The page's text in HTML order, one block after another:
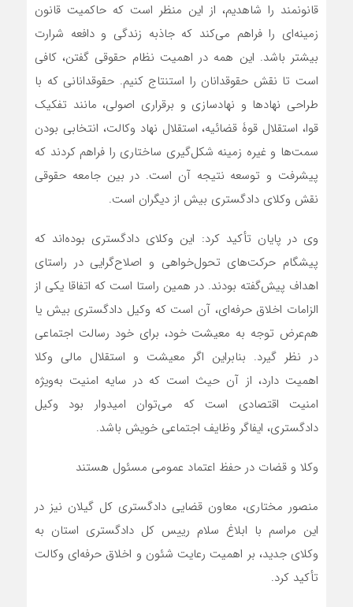
قانونمند را شاهدیم، از این منظر است که حاکمیت قانون
زمینه‌ای را فراهم می‌کند که جاذبه زندگی و دافعه شرارت
بیشتر باشد. این همه در اهمیت نظام حقوقی گفتن، کافی
است تا نقش حقوقدانان را استنتاج کنیم. حقوقدانانی که با
طراحی نهادها و نهادسازی و برقراری اصولی، مانند تفکیک
قوا، استقلال قوۀ قضائیه، استقلال نهاد وکالت، انتخابی بودن
سمت‌ها و غیره زمینه شکل‌گیری ساختاری را فراهم کردند که
پیشرفت و توسعه نتیجه آن است. در بین جامعه حقوقی
نقش وکلای دادگستری بیش از دیگران است.
وی در پایان تأکید کرد: این وکلای دادگستری بوده‌اند که
پیشگام حرکت‌های تحول‌خواهی و اصلاح‌گرایی در راستای
اهداف پیش‌گفته بودند. در همین راستا است که اتفاقا یکی از
الزامات اخلاق حرفه‌ای، آن است که وکیل دادگستری بیش یا
هم‌عرض توجه به معیشت خود، برای خود رسالت اجتماعی
در نظر گیرد. بنابراین اگر معیشت و استقلال مالی وکلا
اهمیت دارد، از آن حیث است که در سایه امنیت به‌ویژه
امنیت اقتصادی است که می‌توان امیدوار بود وکیل
دادگستری، ایفاگر وظایف اجتماعی خویش باشد.
وکلا و قضات در حفظ اعتماد عمومی مسئول هستند
منصور مختاری، معاون قضایی دادگستری کل گیلان نیز در
این مراسم با ابلاغ سلام رییس کل دادگستری استان به
وکلای جدید، بر اهمیت رعایت شئون و اخلاق حرفه‌ای وکالت
تأکید کرد.